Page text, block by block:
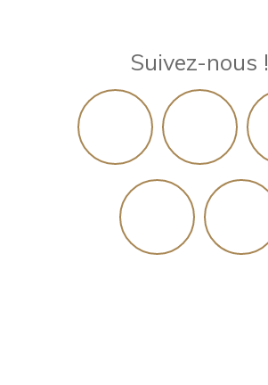
Suivez-nous !